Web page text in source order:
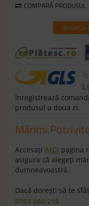
COMPARĂ PRODUSUL
Anunță-
Înregistrează
produsul a doua zi.
Mărimi
Accesaţi AICI pagina
asigura că alegeţi
dumneavoastră.
Dacă doreşti să te
0753 060 219